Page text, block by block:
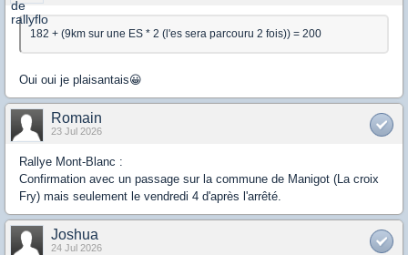
182 + (9km sur une ES * 2 (l'es sera parcouru 2 fois)) = 200
Oui oui je plaisantais😀
Romain
23 Jul 2026
Rallye Mont-Blanc :
Confirmation avec un passage sur la commune de Manigot (La croix
Fry) mais seulement le vendredi 4 d'après l'arrêté.
Joshua
24 Jul 2026